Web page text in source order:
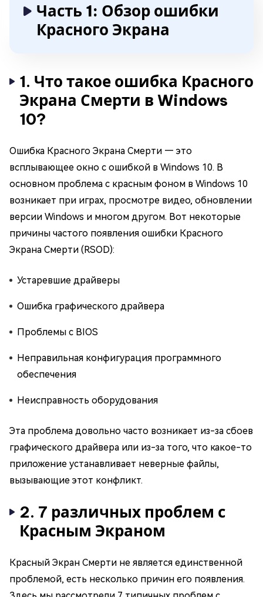
Часть 1: Обзор ошибки
Красного Экрана
1. Что такое ошибка Красного
Экрана Смерти в Windows
10?
Ошибка Красного Экрана Смерти — это
всплывающее окно с ошибкой в Windows 10. В
основном проблема с красным фоном в Windows 10
возникает при играх, просмотре видео, обновлении
версии Windows и многом другом. Вот некоторые
причины частого появления ошибки Красного
Экрана Смерти (RSOD):
Устаревшие драйверы
Ошибка графического драйвера
Проблемы с BIOS
Неправильная конфигурация программного
обеспечения
Неисправность оборудования
Эта проблема довольно часто возникает из-за сбоев
графического драйвера или из-за того, что какое-то
приложение устанавливает неверные файлы,
вызывающие этот конфликт.
2. 7 различных проблем с
Красным Экраном
Красный Экран Смерти не является единственной
проблемой, есть несколько причин его появления.